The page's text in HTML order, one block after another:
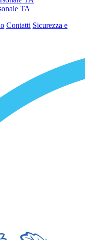
TA
Contatti Sicurezza e